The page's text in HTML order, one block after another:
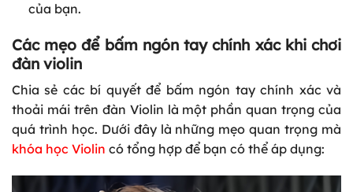
của bạn.
Các mẹo để bấm ngón tay chính xác khi chơi
đàn violin
Chia sẻ các bí quyết để bấm ngón tay chính xác và
thoải mái trên đàn Violin là một phần quan trọng của
quá trình học. Dưới đây là những mẹo quan trọng mà
khóa học Violin có tổng hợp để bạn có thể áp dụng: